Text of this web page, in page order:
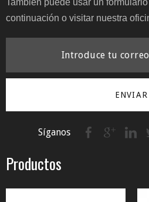
continuación o visitar nuestra
ENVIAR
Síganos
Productos